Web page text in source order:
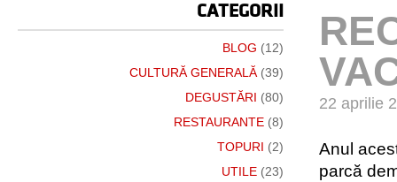
22 aprilie
Anul
parcă
CATEGORII
BLOG (12)
CULTURĂ GENERALĂ (39)
DEGUSTĂRI (80)
RESTAURANTE (8)
TOPURI (2)
UTILE (23)